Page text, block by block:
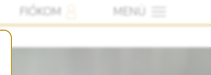
FIÓKOM MENÜ